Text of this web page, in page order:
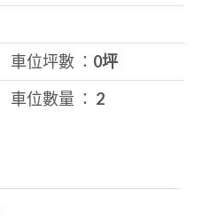
車位坪數 ： 0坪
車位數量 ： 2